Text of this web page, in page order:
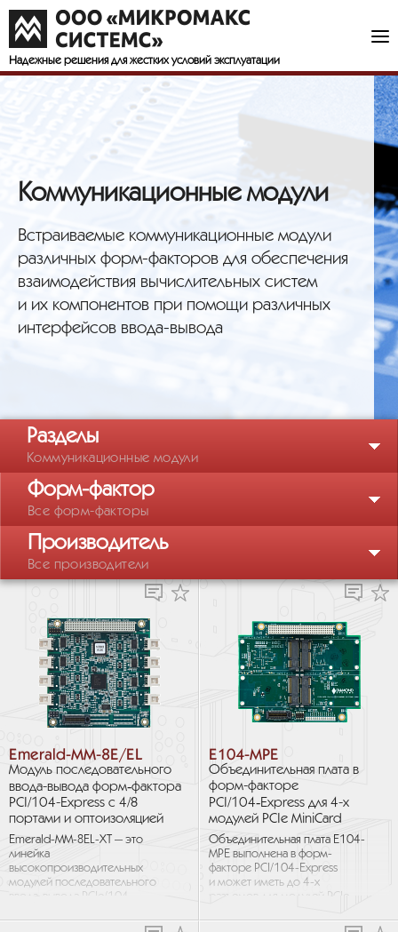
Надежные решения для жестких условий эксплуатации
Коммуникационные модули
Встраиваемые коммуникационные модули
различных форм-факторов для обеспечения
взаимодействия вычислительных систем
и их компонентов при помощи различных
интерфейсов ввода-вывода
Разделы
Коммуникационные модули
Форм-фактор
Все форм-факторы
Производитель
Все производители
Emerald-MM-8E/EL
Модуль последовательного
ввода-вывода форм‑фактора
PCI/104-Express с 4/8
портами и оптоизоляцией
Emerald-MM-8EL-XT — это
линейка
высокопроизводительных
модулей последовательного
ввода-вывода PCIe/104
E104-MPE
Объединительная плата в
форм-факторе
PCI/104‑Express для 4-х
модулей PCIe MiniCard
Объединительная плата E104-
MPE выполнена в форм-
факторе PCI/104-Express
и может иметь до 4-х
разъемов для модулей PCIe